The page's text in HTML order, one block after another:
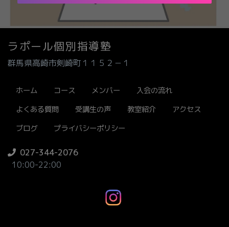
ラポール個別指導塾
群馬県高崎市剣崎町１１５２－１
ホーム コース メンバー
入会の流れ
よくある質問
受講生の声 教室紹介
アクセス
ブログ
プライバシーポリシー
027-344-2076
10:00-22:00